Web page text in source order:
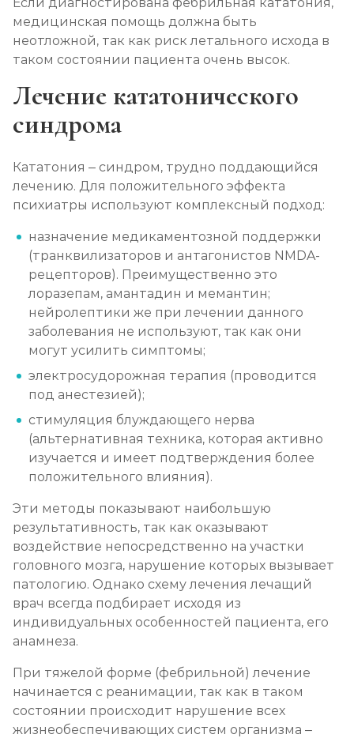
медицинская помощь должна быть
неотложной, так как риск летального исхода в
таком состоянии пациента очень высок.
Лечение кататонического
синдрома
Кататония – синдром, трудно поддающийся
лечению. Для положительного эффекта
психиатры используют комплексный подход:
назначение медикаментозной поддержки
(транквилизаторов и антагонистов NMDA-
рецепторов). Преимущественно это
лоразепам, амантадин и мемантин;
нейролептики же при лечении данного
заболевания не используют, так как они
могут усилить симптомы;
электросудорожная терапия (проводится
под анестезией);
стимуляция блуждающего нерва
(альтернативная техника, которая активно
изучается и имеет подтверждения более
положительного влияния).
Эти методы показывают наибольшую
результативность, так как оказывают
воздействие непосредственно на участки
головного мозга, нарушение которых вызывает
патологию. Однако схему лечения лечащий
врач всегда подбирает исходя из
индивидуальных особенностей пациента, его
анамнеза.
При тяжелой форме (фебрильной) лечение
начинается с реанимации, так как в таком
состоянии происходит нарушение всех
жизнеобеспечивающих систем организма –